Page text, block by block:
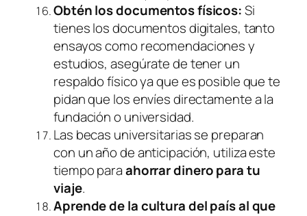
Obtén los documentos físicos:Si
tienes los documentos digitales, tanto
ensayos como recomendaciones y
estudios, asegúrate de tener un
respaldo físico ya que es posible que te
pidan que los envíes directamente a la
fundación o universidad.
Las becas universitarias se preparan
con un año de anticipación, utiliza este
tiempo paraahorrar dinero para tu
viaje.
Aprende de la cultura del país al que